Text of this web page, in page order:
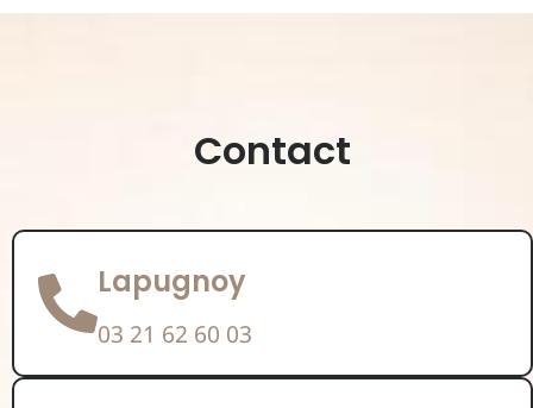
Contact
Lapugnoy
03 21 62 60 03